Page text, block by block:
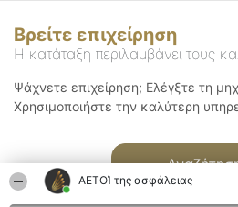
ΑΕΤΟΊ της ασφάλειας
Βρείτε επιχείρηση
Η κατάταξη περιλαμβάνει τους
Ψάχνετε επιχείρηση; Ελέγξτε τη
Χρησιμοποιήστε την καλύτερη